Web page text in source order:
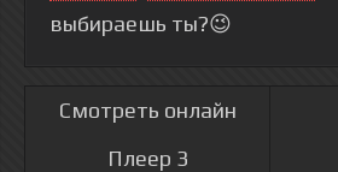
выбираешь ты?😉
Смотреть онлайн
Плеер 3